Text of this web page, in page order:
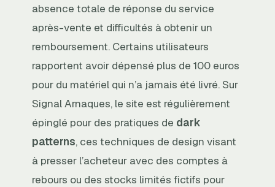
absence totale de réponse du service
après-vente et difficultés à obtenir un
remboursement. Certains utilisateurs
rapportent avoir dépensé plus de 100 euros
pour du matériel qui n’a jamais été livré. Sur
Signal Arnaques, le site est régulièrement
épinglé pour des pratiques de dark
patterns, ces techniques de design visant
à presser l’acheteur avec des comptes à
rebours ou des stocks limités fictifs pour